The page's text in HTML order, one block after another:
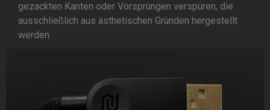
gezackten Kanten oder Vorsprüngen verspüren, die
ausschließlich aus ästhetischen Gründen hergestellt
werden.